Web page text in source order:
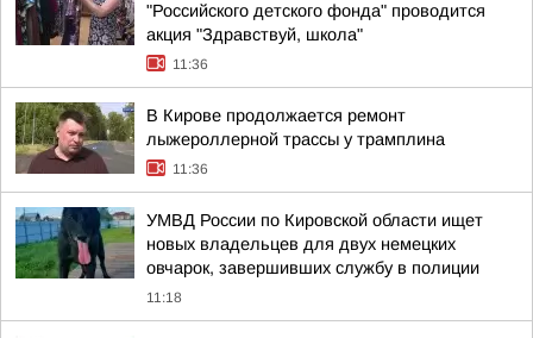
"Российского детского фонда" проводится
акция "Здравствуй, школа"
11:36
В Кирове продолжается ремонт
лыжероллерной трассы у трамплина
11:36
УМВД России по Кировской области ищет
новых владельцев для двух немецких
овчарок, завершивших службу в полиции
11:18